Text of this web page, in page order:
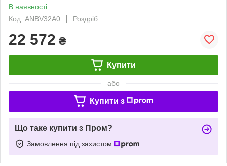
В наявності
Код: ANBV32A0
Роздріб
22 572 ₴
Купити
або
Купити з
Що таке купити з Пром?
Замовлення під захистом